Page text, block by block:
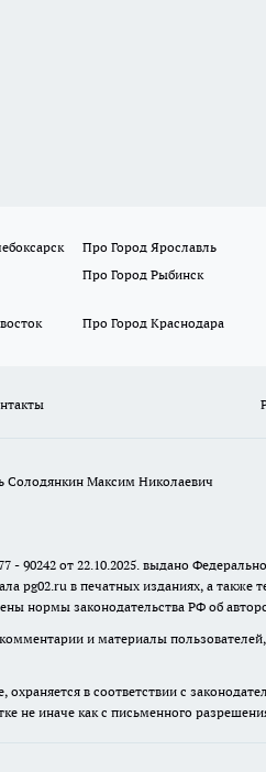
Про Город Ярославль
Про Город Рыбинск
Про Город Краснодара
Солодянкин Максим Николаевич
от 22.10.2025. выдано
pg02.ru в печатных изданиях, а
нормы законодательства РФ об
и материалы
в соответствии с
не иначе как с письменного